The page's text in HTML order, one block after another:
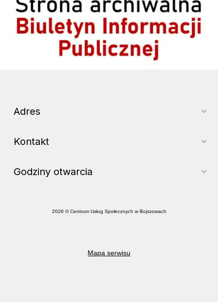
Adres
Kontakt
Godziny otwarcia
2026 © Centrum Usług Społecznych w Bojszowach
Mapa serwisu